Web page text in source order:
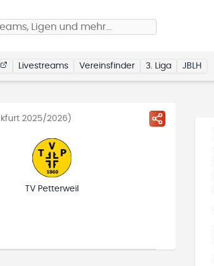
Ligen und mehr…
Livestreams Vereinsfinder 3. Liga JBLH
2025/2026)
TV Petterweil